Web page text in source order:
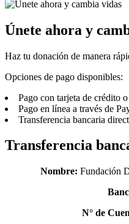
Únete ahora y
Haz tu donación de manera
Opciones de pago disponibles:
Pago con tarjeta de crédito
Pago en línea a través de
Transferencia bancaria
Transferencia
Nombre: Fundación
N° de